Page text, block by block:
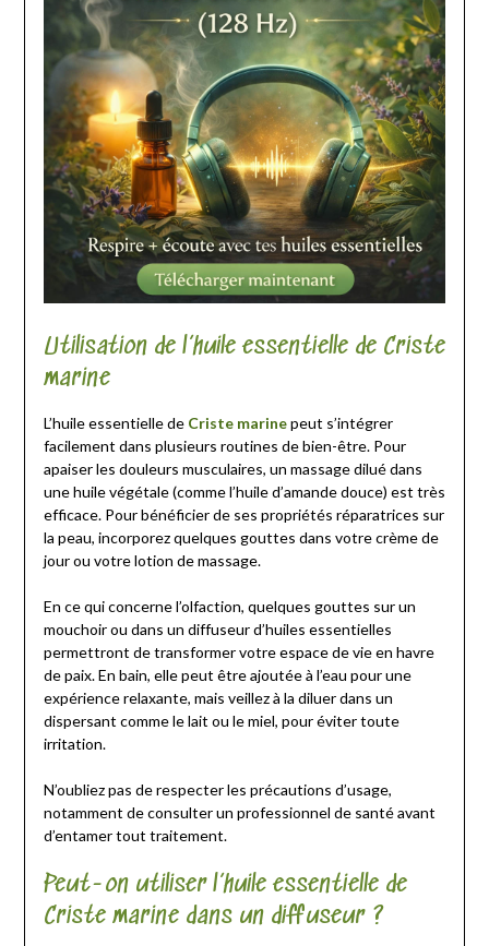
Utilisation de l’huile essentielle de Criste
marine
L’huile essentielle de Criste marinepeut s’intégrer
facilement dans plusieurs routines de bien-être. Pour
apaiser les douleurs musculaires, un massage dilué dans
une huile végétale (comme l’huile d’amande douce) est très
efficace. Pour bénéficier de ses propriétés réparatrices sur
la peau, incorporez quelques gouttes dans votre crème de
jour ou votre lotion de massage.
En ce qui concerne l’olfaction, quelques gouttes sur un
mouchoir ou dans un diffuseur d’huiles essentielles
permettront de transformer votre espace de vie en havre
de paix. En bain, elle peut être ajoutée à l’eau pour une
expérience relaxante, mais veillez à la diluer dans un
dispersant comme le lait ou le miel, pour éviter toute
irritation.
N’oubliez pas de respecter les précautions d’usage,
notamment de consulter un professionnel de santé avant
d’entamer tout traitement.
Peut-on utiliser l’huile essentielle de
Criste marine dans un diffuseur ?